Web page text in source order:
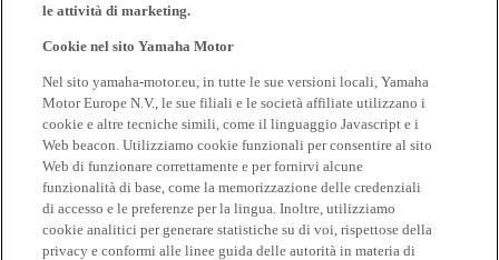
le attività di marketing.
Cookie nel sito Yamaha Motor
Nel sito yamaha-motor.eu, in tutte le sue versioni locali, Yamaha
Motor Europe N.V., le sue filiali e le società affiliate utilizzano i
cookie e altre tecniche simili, come il linguaggio Javascript e i
Web beacon. Utilizziamo cookie funzionali per consentire al sito
Web di funzionare correttamente e per fornirvi alcune
funzionalità di base, come la memorizzazione delle credenziali
di accesso e le preferenze per la lingua. Inoltre, utilizziamo
cookie analitici per generare statistiche su di voi, rispettose della
privacy e conformi alle linee guida delle autorità in materia di